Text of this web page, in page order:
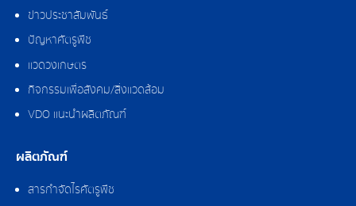
ข่าวประชาสัมพันธ์
ปัญหาศัตรูพืช
แวดวงเกษตร
กิจกรรมเพื่อสังคม/สิ่งแวดล้อม
VDO แนะนำผลิตภัณฑ์
ผลิตภัณฑ์
สารกำจัดไรศัตรูพืช